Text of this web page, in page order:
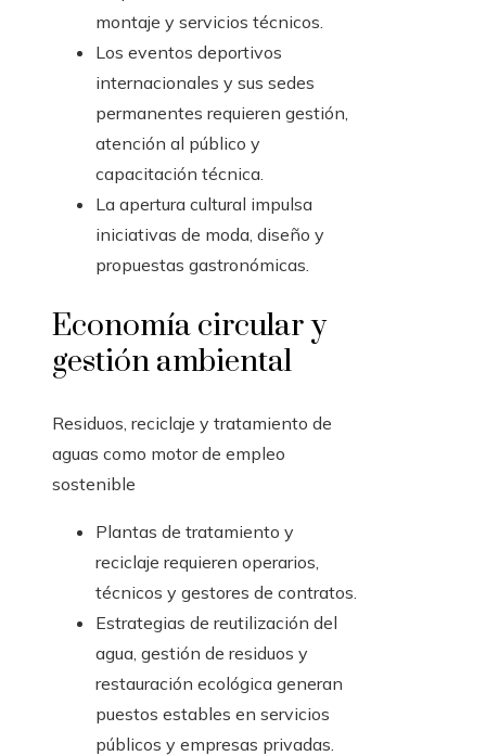
montaje y servicios técnicos.
Los eventos deportivos
internacionales y sus sedes
permanentes requieren gestión,
atención al público y
capacitación técnica.
La apertura cultural impulsa
iniciativas de moda, diseño y
propuestas gastronómicas.
Economía circular y
gestión ambiental
Residuos, reciclaje y tratamiento de
aguas como motor de empleo
sostenible
Plantas de tratamiento y
reciclaje requieren operarios,
técnicos y gestores de contratos.
Estrategias de reutilización del
agua, gestión de residuos y
restauración ecológica generan
puestos estables en servicios
públicos y empresas privadas.